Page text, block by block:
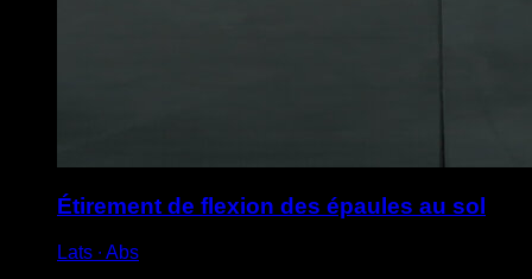
Étirement de flexion des épaules au sol
Lats ∙ Abs